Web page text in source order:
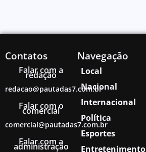
Contatos
Falar com a
redação
redacao@pautadas7.com.br
Falar com o
comercial
comercial@pautadas7.com.br
Falar com a
administração
Navegação
Local
Nacional
Internacional
Política
Esportes
Entretenimento